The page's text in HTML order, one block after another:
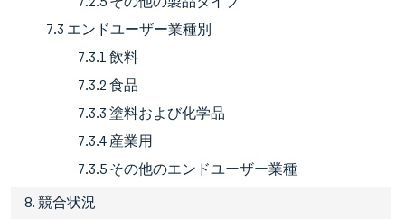
7.3 エンドユーザー業種別
7.3.1 飲料
7.3.2 食品
7.3.3 塗料および化学品
7.3.4 産業用
7.3.5 その他のエンドユーザー業種
8. 競合状況